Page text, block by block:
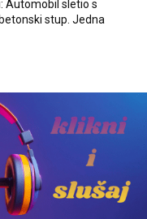
Automobil sletio s
stup. Jedna